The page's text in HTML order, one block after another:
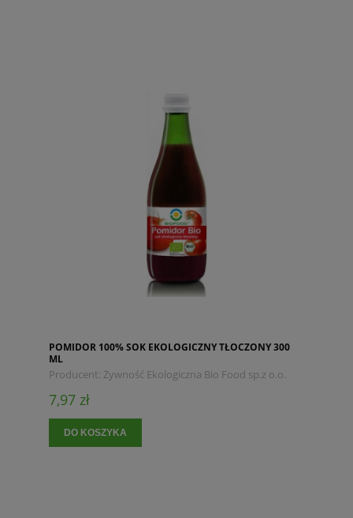
POMIDOR 100% SOK EKOLOGICZNY TŁOCZONY 300
ML
Producent: Żywność Ekologiczna Bio Food sp.z o.o.
7,97 zł
DO KOSZYKA